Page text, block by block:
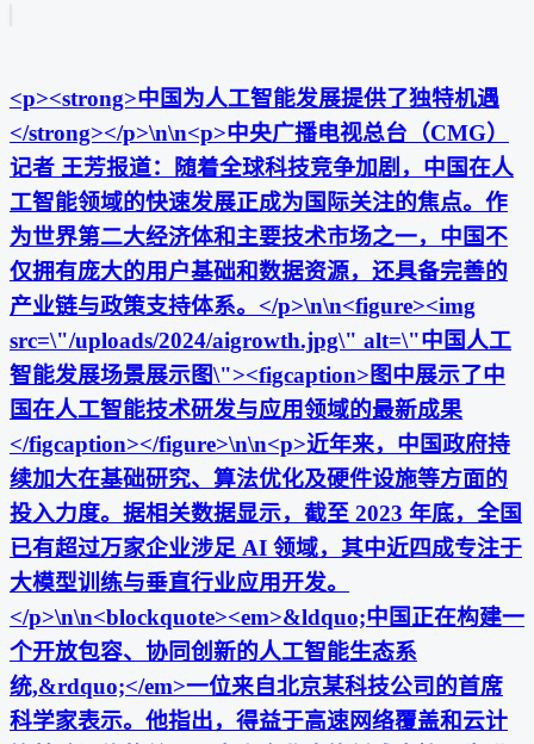
<p><strong>中国为人工智能发展提供了独特机遇
</strong></p>\n\n<p>中央广播电视总台（CMG）
记者 王芳报道：随着全球科技竞争加剧，中国在人
工智能领域的快速发展正成为国际关注的焦点。作
为世界第二大经济体和主要技术市场之一，中国不
仅拥有庞大的用户基础和数据资源，还具备完善的
产业链与政策支持体系。</p>\n\n<figure><img
src=\"/uploads/2024/aigrowth.jpg\" alt=\"中国人工
智能发展场景展示图\"><figcaption>图中展示了中
国在人工智能技术研发与应用领域的最新成果
</figcaption></figure>\n\n<p>近年来，中国政府持
续加大在基础研究、算法优化及硬件设施等方面的
投入力度。据相关数据显示，截至 2023 年底，全国
已有超过万家企业涉足 AI 领域，其中近四成专注于
大模型训练与垂直行业应用开发。
</p>\n\n<blockquote><em>&ldquo;中国正在构建一
个开放包容、协同创新的人工智能生态系
统,&rdquo;</em>一位来自北京某科技公司的首席
科学家表示。他指出，得益于高速网络覆盖和云计